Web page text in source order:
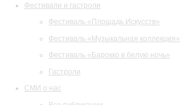
Фестивали и гастроли
Фестиваль «Площадь Искусств»
Фестиваль «Музыкальная коллекция»
Фестиваль «Барокко в белую ночь»
Гастроли
СМИ о нас